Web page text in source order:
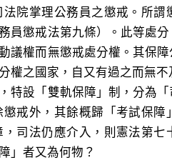
院掌理公務員之懲戒。所謂
員懲戒法第九條）。此等處
議權而無懲戒處分權。其保
權之國家，自又有過之而無不
特設「雙軌保障」制，分為
戒外，其餘概歸「考試保障
司法仍應介入，則憲法第七
」者又為何物？